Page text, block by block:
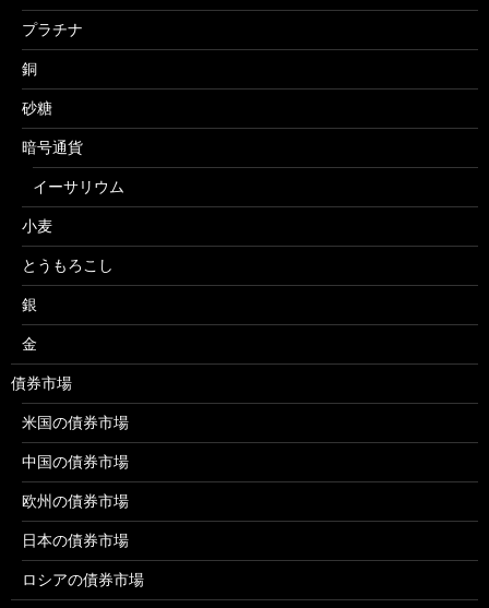
プラチナ
銅
砂糖
暗号通貨
イーサリウム
小麦
とうもろこし
銀
金
債券市場
米国の債券市場
中国の債券市場
欧州の債券市場
日本の債券市場
ロシアの債券市場